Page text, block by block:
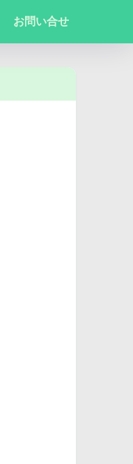
お問い合せ